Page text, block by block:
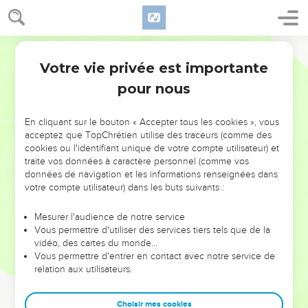
NE MANQUEZ PAS L’ÉVÉNEMENT
DE L’ANNÉE !
ET SI LEURS ERREURS POUVAIENT VOUS ÉVITER LES
VOTRES ?
leur foi ou leur vision. Mais on voit moins les doutes, les erreurs
et les saisons difficiles qu'ils ont traversés, alors même que ce
sont elles qui les ont façonnés.
Dans cette conférence, leaders, entrepreneurs, et responsables
clés pour avancer avec plus de sagesse afin que leurs erreurs
Votre vie privée est importante
pour nous
En cliquant sur le bouton « Accepter tous les cookies », vous
acceptez que TopChrétien utilise des traceurs (comme des
cookies ou l'identifiant unique de votre compte utilisateur) et
traite vos données à caractère personnel (comme vos
données de navigation et les informations renseignées dans
votre compte utilisateur) dans les buts suivants :
Mesurer l'audience de notre service
Vous permettre d'utiliser des services tiers tels que de la
vidéo, des cartes du monde…
Vous permettre d'entrer en contact avec notre service de
relation aux utilisateurs.
Choisir mes cookies